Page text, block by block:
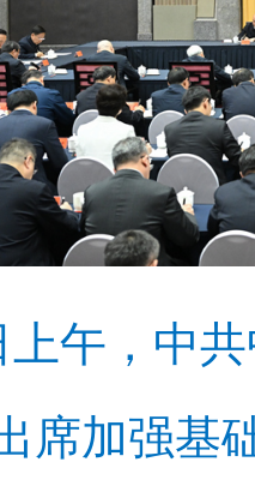
上午，中
席加强基